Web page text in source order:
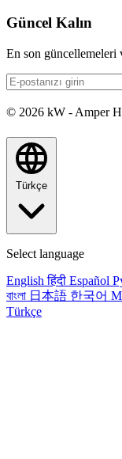
Güncel Kalın
En son güncellemeleri
© 2026 kW - Amper
Türkçe
Select language
English हिंदी Español
বাংলা 日本語 한국어
Türkçe